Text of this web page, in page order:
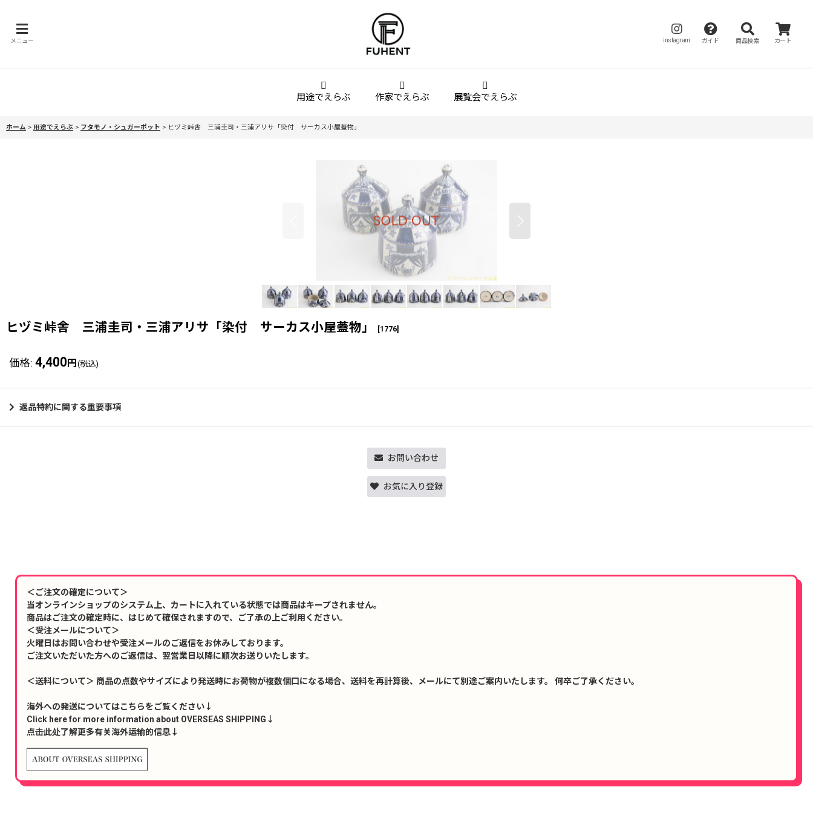
メニュー instagram ガイド 商品検索 カート
用途でえらぶ 作家でえらぶ 展覧会でえらぶ
ホーム > 用途でえらぶ > フタモノ・シュガーポット > ヒヅミ峠舎 三浦圭司・三浦アリサ「染付 サーカス小屋蓋物」
ヒヅミ峠舎 三浦圭司・三浦アリサ「染付 サーカス小屋蓋物」 [1776]
価格: 4,400 円 (税込)
返品特約に関する重要事項
お問い合わせ
お気に入り登録
＜ご注文の確定について＞
当オンラインショップのシステム上、カートに入れている状態では商品はキープされません。
商品はご注文の確定時に、はじめて確保されますので、ご了承の上ご利用ください。
＜受注メールについて＞
火曜日はお問い合わせや受注メールのご返信をお休みしております。
ご注文いただいた方へのご返信は、翌営業日以降に順次お送りいたします。
＜送料について＞ 商品の点数やサイズにより発送時にお荷物が複数個口になる場合、送料を再計算後、メールにて別途ご案内いたします。 何卒ご了承ください。
海外への発送についてはこちらをご覧ください↓
Click here for more information about OVERSEAS SHIPPING↓
点击此处了解更多有关海外运输的信息↓